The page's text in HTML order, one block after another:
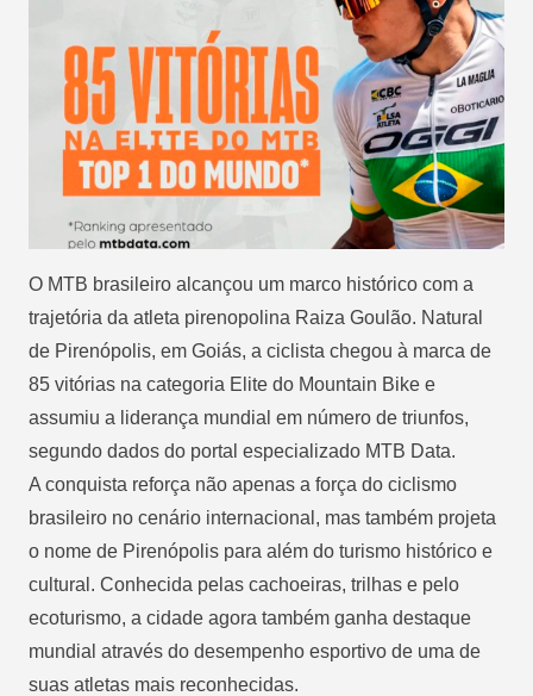
O MTB brasileiro alcançou um marco histórico com a
trajetória da atleta pirenopolina Raiza Goulão. Natural
de Pirenópolis, em Goiás, a ciclista chegou à marca de
85 vitórias na categoria Elite do Mountain Bike e
assumiu a liderança mundial em número de triunfos,
segundo dados do portal especializado MTB Data.
A conquista reforça não apenas a força do ciclismo
brasileiro no cenário internacional, mas também projeta
o nome de Pirenópolis para além do turismo histórico e
cultural. Conhecida pelas cachoeiras, trilhas e pelo
ecoturismo, a cidade agora também ganha destaque
mundial através do desempenho esportivo de uma de
suas atletas mais reconhecidas.